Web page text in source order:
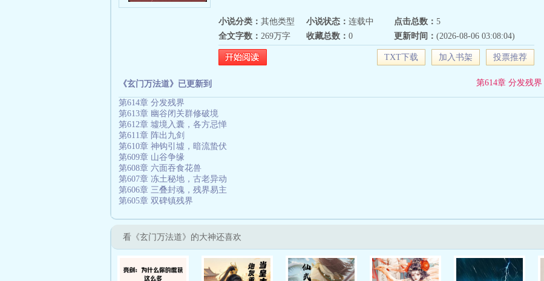
小说分类： 其他类型 小说状态： 连载中 点击总数： 5
全文字数： 269万字 收藏总数： 0 更新时间： (2026-08-06 03:08:04)
TXT下载 加入书架 投票推荐
《玄门万法道》已更新到 第614章 分发残界
第614章 分发残界
第613章 幽谷闭关群修破境
第612章 墟境入囊，各方忌惮
第611章 阵出九剑
第610章 神钩引墟，暗流蛰伏
第609章 山谷争缘
第608章 六面吞食花兽
第607章 冻土秘地，古老异动
第606章 三叠封魂，残界易主
第605章 双碑镇残界
看《玄门万法道》的大神还喜欢